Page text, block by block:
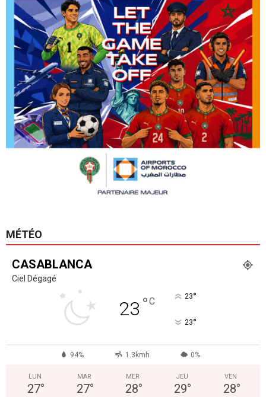
MÉTÉO
CASABLANCA
Ciel Dégagé
23 °C 23°
23°
94% 1.3kmh 0%
LUN
27°
MAR
27°
MER
28°
JEU
29°
VEN
28°